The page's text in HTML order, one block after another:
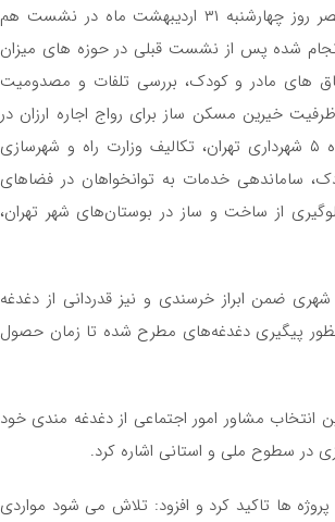
به گزارش خبرنگار پایگاه خبری وزارت راه و شهرسازی، فرزانه صادق عصر روز چهارشنبه ۳۱ اردیبهشت ماه در نشست هم
انجام شده پس از نشست قبلی در حوزه های میزان
های مادر و کودک، بررسی تلفات و مصدومیت
خیرین مسکن ساز برای رواج اجاره ارزان در
شهرها، نگهداری از بافت های تاریخی شیراز، نظارت بر کمیسیون ماده ۵ شهرداری تهران، تکالیف وزارت راه و شهرسازی
ساماندهی خدمات به توانخواهان در فضاهای
از ساخت و ساز در بوستان‌های شهر تهران،
ضمن ابراز خرسندی و نیز قدردانی از دغدغه
منظور پیگیری دغدغه‌های مطرح شده تا زمان حصول
مشاور امور اجتماعی از دغدغه مندی خود
در سطوح ملی و استانی اشاره کرد.
ها تاکید کرد و افزود: تلاش می شود مواردی